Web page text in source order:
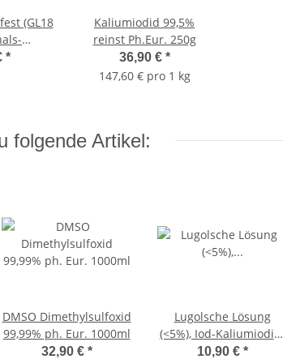
(GL18
*
Kaliumiodid 99,5%
reinst Ph.Eur. 250g
36,90 € *
147,60 € pro 1 kg
folgende Artikel:
DMSO Dimethylsulfoxid
99,99% ph. Eur. 1000ml
32,90 € *
Lugolsche Lösung
(<5%), Iod-Kaliumiodid-
Lösung 100ml
10,90 € *